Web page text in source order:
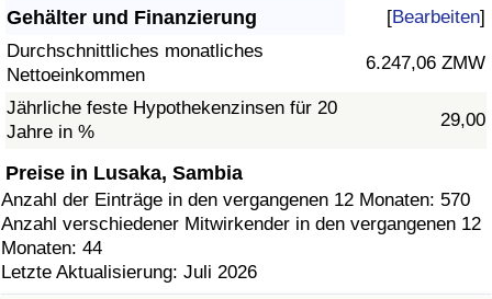
Gehälter und Finanzierung [Bearbeiten]
Durchschnittliches monatliches
Nettoeinkommen
6.247,06 ZMW
Jährliche feste Hypothekenzinsen für 20
Jahre in %
29,00
Preise in Lusaka, Sambia
Anzahl der Einträge in den vergangenen 12 Monaten: 570
Anzahl verschiedener Mitwirkender in den vergangenen 12
Monaten: 44
Letzte Aktualisierung: Juli 2026